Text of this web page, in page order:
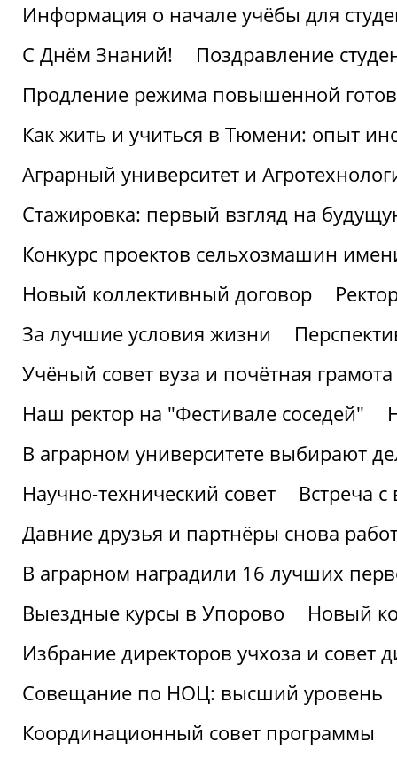
Информация о начале учёбы для
С Днём Знаний!
Поздравление
Продление режима повышенной
Как жить и учиться в Тюмени: опыт
Аграрный университет и
Стажировка: первый взгляд на
Конкурс проектов сельхозмашин
Новый коллективный договор
За лучшие условия жизни
Учёный совет вуза и почётная
Наш ректор на "Фестивале соседей"
В аграрном университете выбирают
Научно-технический совет
Встреча
Давние друзья и партнёры снова
В аграрном наградили 16 лучших
Выездные курсы в Упорово
Новый
Избрание директоров учхоза и совет
Совещание по НОЦ: высший уровень
Координационный совет программы